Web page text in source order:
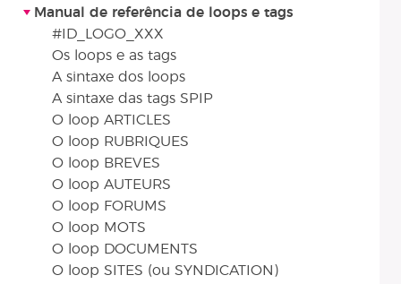
Manual de referência de loops e tags
#ID_LOGO_XXX
Os loops e as tags
A sintaxe dos loops
A sintaxe das tags SPIP
O loop ARTICLES
O loop RUBRIQUES
O loop BREVES
O loop AUTEURS
O loop FORUMS
O loop MOTS
O loop DOCUMENTS
O loop SITES (ou SYNDICATION)